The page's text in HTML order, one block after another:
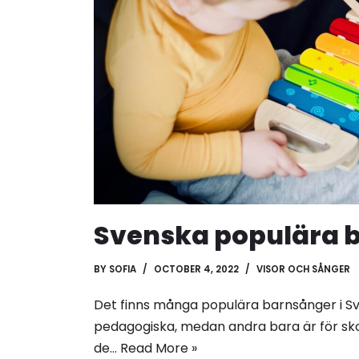
Svenska populära
BY SOFIA OCTOBER 4, 2022 VISOR OCH SÅNGER
Det finns många populära barnsånger i
pedagogiska, medan andra bara är för
de… Read More »